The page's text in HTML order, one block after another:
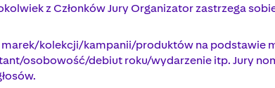
z Członków Jury Organizator zastrzega
marek/kolekcji/kampanii/produktów na
osobowość/debiut roku/wydarzenie itp. Jury